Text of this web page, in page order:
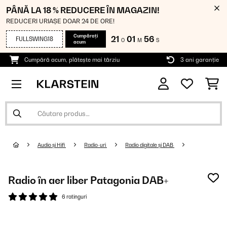
PÂNĂ LA 18 % REDUCERE ÎN MAGAZIN!
REDUCERI URIAȘE DOAR 24 DE ORE!
FULLSWING18
Cumpărați
acum
21 O 01 M 55 S
Cumpără acum, plătește mai târziu 3 ani garanție
Audio și Hifi Radio-uri Radio digitale și DAB
Radio în aer liber Patagonia DAB+
6 ratinguri